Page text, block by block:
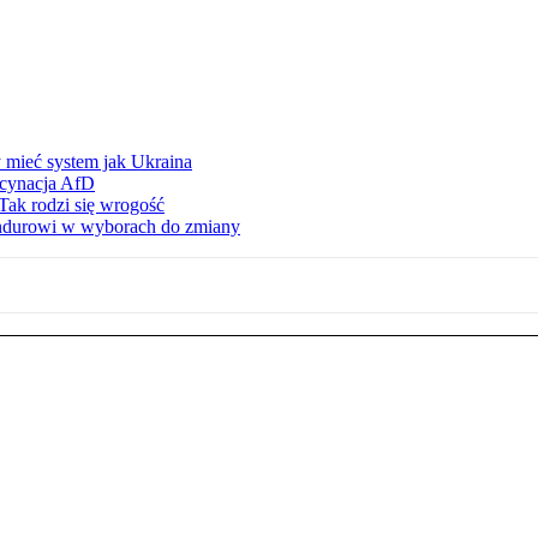
system jak Ukraina
AfD
rodzi się wrogość
w wyborach do zmiany